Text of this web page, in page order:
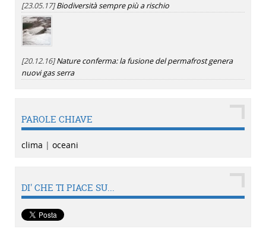
[23.05.17]Biodiversità sempre più a rischio
[20.12.16]Nature conferma: la fusione del permafrost genera
nuovi gas serra
PAROLE CHIAVE
clima | oceani
DI' CHE TI PIACE SU...